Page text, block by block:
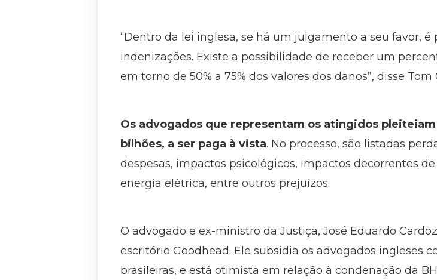
“Dentro da lei inglesa, se há um julgamento a seu favor,
indenizações. Existe a possibilidade de receber um
em torno de 50% a 75% dos valores dos danos”, disse
Os advogados que representam os atingidos
bilhões, a ser paga à vista. No processo, são listadas
despesas, impactos psicológicos, impactos decorrentes
energia elétrica, entre outros prejuízos.
O advogado e ex-ministro da Justiça, José Eduardo
escritório Goodhead. Ele subsidia os advogados ingleses
brasileiras, e está otimista em relação à condenação da